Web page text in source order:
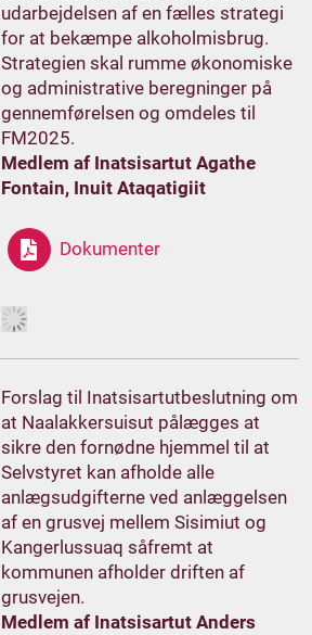
udarbejdelsen af en fælles strategi
for at bekæmpe alkoholmisbrug.
Strategien skal rumme økonomiske
og administrative beregninger på
gennemførelsen og omdeles til
FM2025.
Medlem af Inatsisartut Agathe
Fontain, Inuit Ataqatigiit
Dokumenter
Forslag til Inatsisartutbeslutning om
at Naalakkersuisut pålægges at
sikre den fornødne hjemmel til at
Selvstyret kan afholde alle
anlægsudgifterne ved anlæggelsen
af en grusvej mellem Sisimiut og
Kangerlussuaq såfremt at
kommunen afholder driften af
grusvejen.
Medlem af Inatsisartut Anders